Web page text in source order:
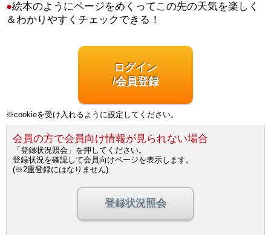
●絵本のようにページをめくってこの先の天気を楽しく
＆わかりやすくチェックできる！
ログイン
/会員登録
※cookieを受け入れるように設定してください。
会員の方で会員向け情報が見られない場合
「登録状況照会」を押してください。
登録状況を確認して会員向けページを表示します。
(※2重登録にはなりません)
登録状況照会